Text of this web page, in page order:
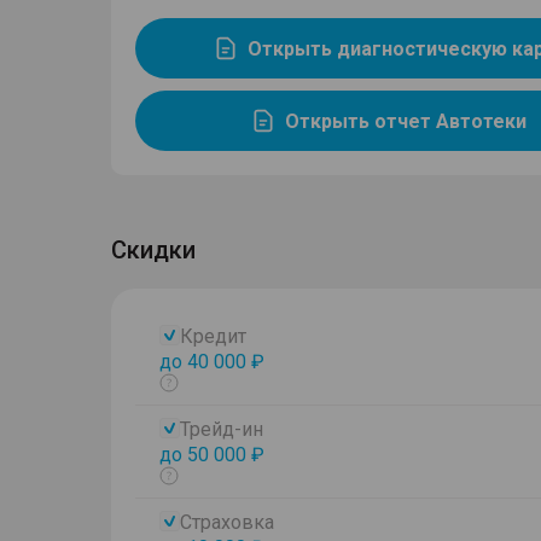
Открыть диагностическую
Открыть отчет Автотеки
Скидки
Кредит
до 40 000 ₽
Показать
Трейд-ин
до 50 000 ₽
Показать
Страховка